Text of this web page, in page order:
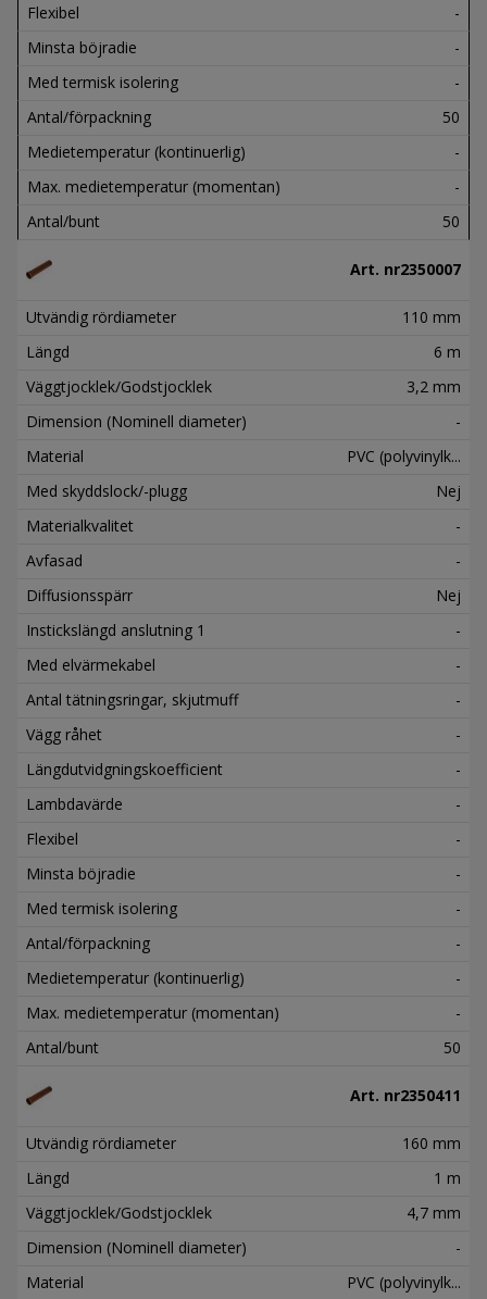
Flexibel
-
Minsta böjradie
-
Med termisk isolering
-
Antal/förpackning
50
Medietemperatur (kontinuerlig)
-
Max. medietemperatur (momentan)
-
Antal/bunt
50
Art. nr2350007
Utvändig rördiameter
110 mm
Längd
6 m
Väggtjocklek/Godstjocklek
3,2 mm
Dimension (Nominell diameter)
-
Material
PVC (polyvinylk...
Med skyddslock/-plugg
Nej
Materialkvalitet
-
Avfasad
-
Diffusionsspärr
Nej
Instickslängd anslutning 1
-
Med elvärmekabel
-
Antal tätningsringar, skjutmuff
-
Vägg råhet
-
Längdutvidgningskoefficient
-
Lambdavärde
-
Flexibel
-
Minsta böjradie
-
Med termisk isolering
-
Antal/förpackning
-
Medietemperatur (kontinuerlig)
-
Max. medietemperatur (momentan)
-
Antal/bunt
50
Art. nr2350411
Utvändig rördiameter
160 mm
Längd
1 m
Väggtjocklek/Godstjocklek
4,7 mm
Dimension (Nominell diameter)
-
Material
PVC (polyvinylk...